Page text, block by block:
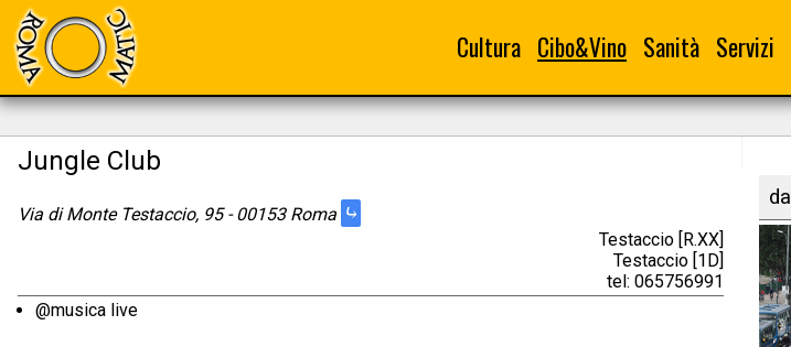
Cultura Cibo&Vino Sanità Servizi
Jungle Club
Via di Monte Testaccio, 95 - 00153 Roma ⤷
Testaccio [R.XX]
Testaccio [1D]
tel: 065756991
@musica live
dal